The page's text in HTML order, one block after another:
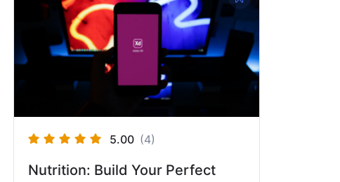
5.00 (4)
Nutrition: Build Your Perfect